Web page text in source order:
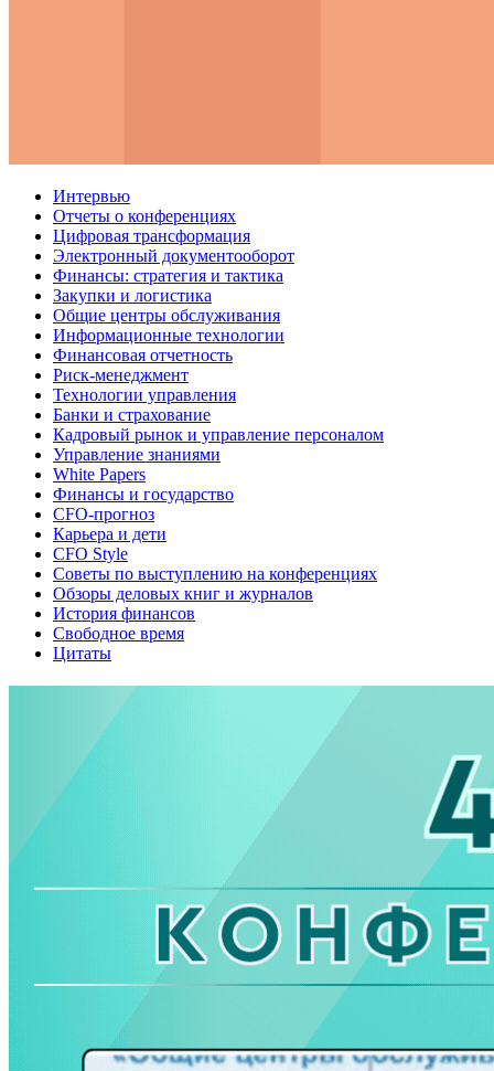
Интервью
Отчеты о конференциях
Цифровая трансформация
Электронный документооборот
Финансы: стратегия и тактика
Закупки и логистика
Общие центры обслуживания
Информационные технологии
Финансовая отчетность
Риск-менеджмент
Технологии управления
Банки и страхование
Кадровый рынок и управление персоналом
Управление знаниями
White Papers
Финансы и государство
CFO-прогноз
Карьера и дети
CFO Style
Советы по выступлению на конференциях
Обзоры деловых книг и журналов
История финансов
Свободное время
Цитаты